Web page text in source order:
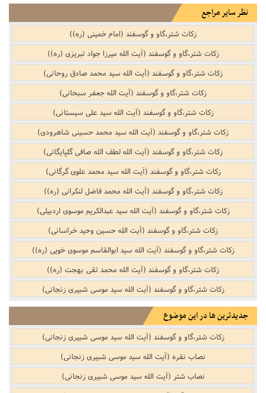
نظر سایر مراجع
زکات شتر،گاو و گوسفند (امام خمینی (ره))
زکات شتر،گاو و گوسفند (آیت الله میرزا جواد تبریزی (ره))
زکات شتر،گاو و گوسفند (آیت الله سید محمد صادق روحانی)
زکات شتر،گاو و گوسفند (آیت الله جعفر سبحانی)
زکات شتر،گاو و گوسفند (آیت الله سید علی سیستانی)
زکات شتر،گاو و گوسفند (آیت الله سید محمد حسینی شاهرودی)
زکات شتر،گاو و گوسفند (آیت الله لطف الله صافی گلپایگانی)
زکات شتر،گاو و گوسفند (آیت الله سید محمد علوی گرگانی)
زکات شتر،گاو و گوسفند (آیت الله محمد فاضل لنکرانی (ره))
زکات شتر،گاو و گوسفند (آیت الله سید عبدالکریم موسوی اردبیلی)
زکات شتر،گاو و گوسفند (آیت الله حسین وحید خراسانی)
زکات شتر،گاو و گوسفند (آیت الله سید ابوالقاسم موسوی خویی (ره))
زکات شتر،گاو و گوسفند (آیت الله محمد تقی بهجت (ره))
زکات شتر،گاو و گوسفند (آیت الله سید موسی شبیری زنجانی)
جدیدترین ها در این موضوع
زکات شتر،گاو و گوسفند (آیت الله سید موسی شبیری زنجانی)
نصاب نقره‌‌ (آیت الله سید موسی شبیری زنجانی)
نصاب شتر‌‌ (آیت الله سید موسی شبیری زنجانی)